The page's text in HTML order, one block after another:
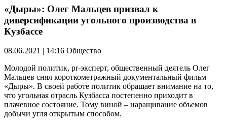
«Дыры»: Олег Мальцев призвал к
диверсификации угольного производства в
Кузбассе
08.06.2021 | 14:16 Общество
Молодой политик, pr-эксперт, общественный деятель Олег
Мальцев снял короткометражный документальный фильм
«Дыры». В своей работе политик обращает внимание на то,
что угольная отрасль Кузбасса постепенно приходит в
плачевное состояние. Тому виной – наращивание объемов
добычи угля открытым способом.